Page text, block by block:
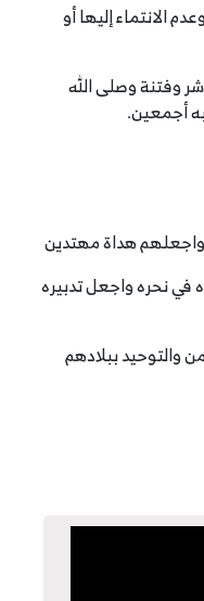
الانتماء إليها أو
وفتنة وصلى الله
أجمعين.
واجعلهم هداة مهتدين
في نحره واجعل تدبيره
والتوحيد ببلادهم